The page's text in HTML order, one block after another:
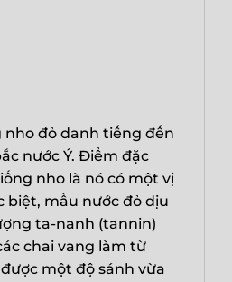
nho đỏ danh tiếng đến
nước Ý. Điểm đặc
nho là nó có một vị
biệt, mầu nước đỏ dịu
ta-nanh (tannin)
chai vang làm từ
một độ sánh vừa